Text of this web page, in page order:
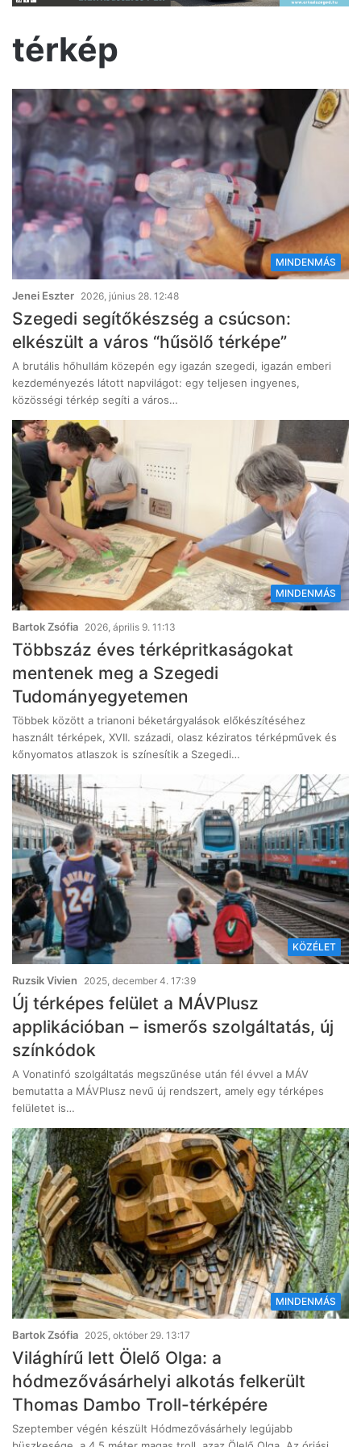
térkép
MINDENMÁS
Jenei Eszter 2026, június 28. 12:48
Szegedi segítőkészség a csúcson:
elkészült a város “hűsölő térképe”
A brutális hőhullám közepén egy igazán szegedi, igazán emberi
kezdeményezés látott napvilágot: egy teljesen ingyenes,
közösségi térkép segíti a város…
MINDENMÁS
Bartok Zsófia 2026, április 9. 11:13
Többszáz éves térképritkaságokat
mentenek meg a Szegedi
Tudományegyetemen
Többek között a trianoni béketárgyalások előkészítéséhez
használt térképek, XVII. századi, olasz kéziratos térképművek és
kőnyomatos atlaszok is színesítik a Szegedi…
KÖZÉLET
Ruzsik Vivien 2025, december 4. 17:39
Új térképes felület a MÁVPlusz
applikációban – ismerős szolgáltatás, új
színkódok
A Vonatinfó szolgáltatás megszűnése után fél évvel a MÁV
bemutatta a MÁVPlusz nevű új rendszert, amely egy térképes
felületet is…
MINDENMÁS
Bartok Zsófia 2025, október 29. 13:17
Világhírű lett Ölelő Olga: a
hódmezővásárhelyi alkotás felkerült
Thomas Dambo Troll-térképére
Szeptember végén készült Hódmezővásárhely legújabb